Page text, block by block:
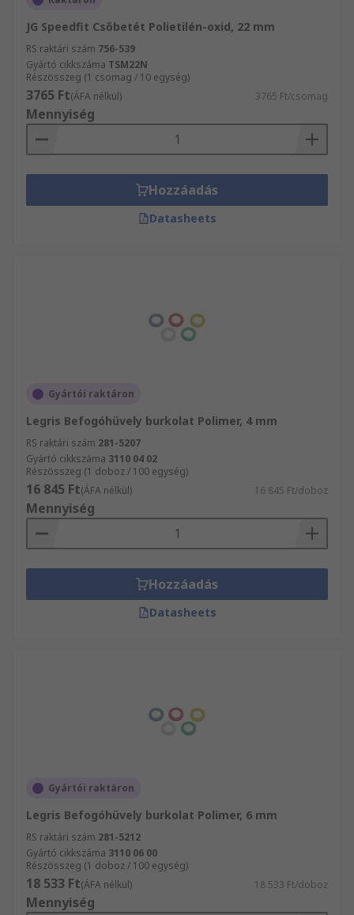
JG Speedfit Csőbetét Polietilén-oxid, 22 mm
RS raktári szám 756-539
Gyártó cikkszáma TSM22N
Részösszeg (1 csomag / 10 egység)
3765 Ft(ÁFA nélkül) 3765 Ft/csomag
Mennyiség
Hozzáadás
Datasheets
Gyártói raktáron
Legris Befogóhüvely burkolat Polimer, 4 mm
RS raktári szám 281-5207
Gyártó cikkszáma 3110 04 02
Részösszeg (1 doboz / 100 egység)
16 845 Ft(ÁFA nélkül) 16 845 Ft/doboz
Mennyiség
Hozzáadás
Datasheets
Gyártói raktáron
Legris Befogóhüvely burkolat Polimer, 6 mm
RS raktári szám 281-5212
Gyártó cikkszáma 3110 06 00
Részösszeg (1 doboz / 100 egység)
18 533 Ft(ÁFA nélkül) 18 533 Ft/doboz
Mennyiség